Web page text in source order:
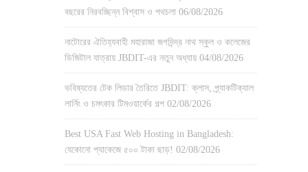
বছরের নিরবচ্ছিন্ন বিশ্বাস ও পথচলা 06/08/2026
নাটোরের ঐতিহ্যবাহী মহারাজা জগদিন্দ্র নাথ স্কুল ও কলেজের
ডিজিটাল যাত্রায় JBDIT-এর নতুন অধ্যায় 04/08/2026
ভবিষ্যতের টেক লিডার তৈরিতে JBDIT: ক্লাস, প্র্যাকটিক্যাল
লার্নিং ও চমৎকার টিমওয়ার্কের গল্প 02/08/2026
Best USA Fast Web Hosting in Bangladesh:
যেকোনো প্যাকেজে ৫০০ টাকা ছাড়! 02/08/2026